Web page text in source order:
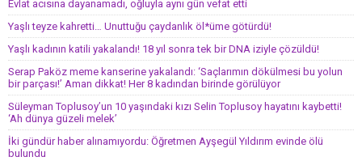
Evlat acısına dayanamadı, oğluyla aynı gün vefat etti
Yaşlı teyze kahretti… Unuttuğu çaydanlık öl*üme götürdü!
Yaşlı kadının katili yakalandı! 18 yıl sonra tek bir DNA iziyle çözüldü!
Serap Paköz meme kanserine yakalandı: ‘Saçlarımın dökülmesi bu yolun
bir parçası!’ Aman dikkat! Her 8 kadından birinde görülüyor
Süleyman Toplusoy’un 10 yaşındaki kızı Selin Toplusoy hayatını kaybetti!
‘Ah dünya güzeli melek’
İki gündür haber alınamıyordu: Öğretmen Ayşegül Yıldırım evinde ölü
bulundu